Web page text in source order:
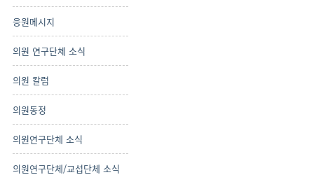
응원메시지
의원 연구단체 소식
의원 칼럼
의원동정
의원연구단체 소식
의원연구단체/교섭단체 소식